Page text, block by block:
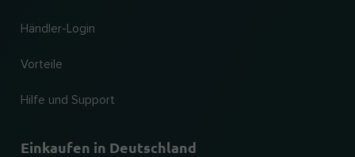
Händler-Login
Vorteile
Hilfe und Support
Einkaufen in Deutschland